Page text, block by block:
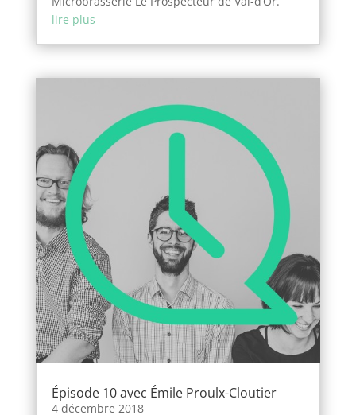
lire plus
Épisode 10 avec Émile Proulx-Cloutier
4 décembre 2018